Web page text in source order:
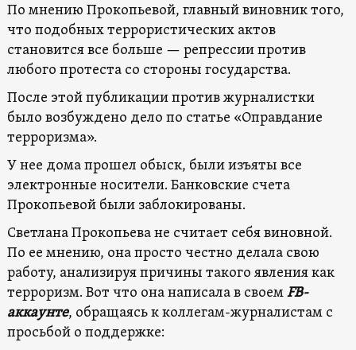
По мнению Прокопьевой, главный виновник того,
что подобных террористических актов
становится все больше — репрессии против
любого протеста со стороны государства.
После этой публикации против журналистки
было возбуждено дело по статье «Оправдание
терроризма».
У нее дома прошел обыск, были изъяты все
электронные носители. Банковские счета
Прокопьевой были заблокированы.
Светлана Прокопьева не считает себя виновной.
По ее мнению, она просто честно делала свою
работу, анализируя причины такого явления как
терроризм. Вот что она написала в своемFB-
аккаунте, обращаясь к коллегам-журналистам с
просьбой о поддержке: